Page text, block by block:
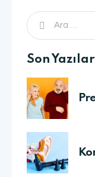
Son Yazılar